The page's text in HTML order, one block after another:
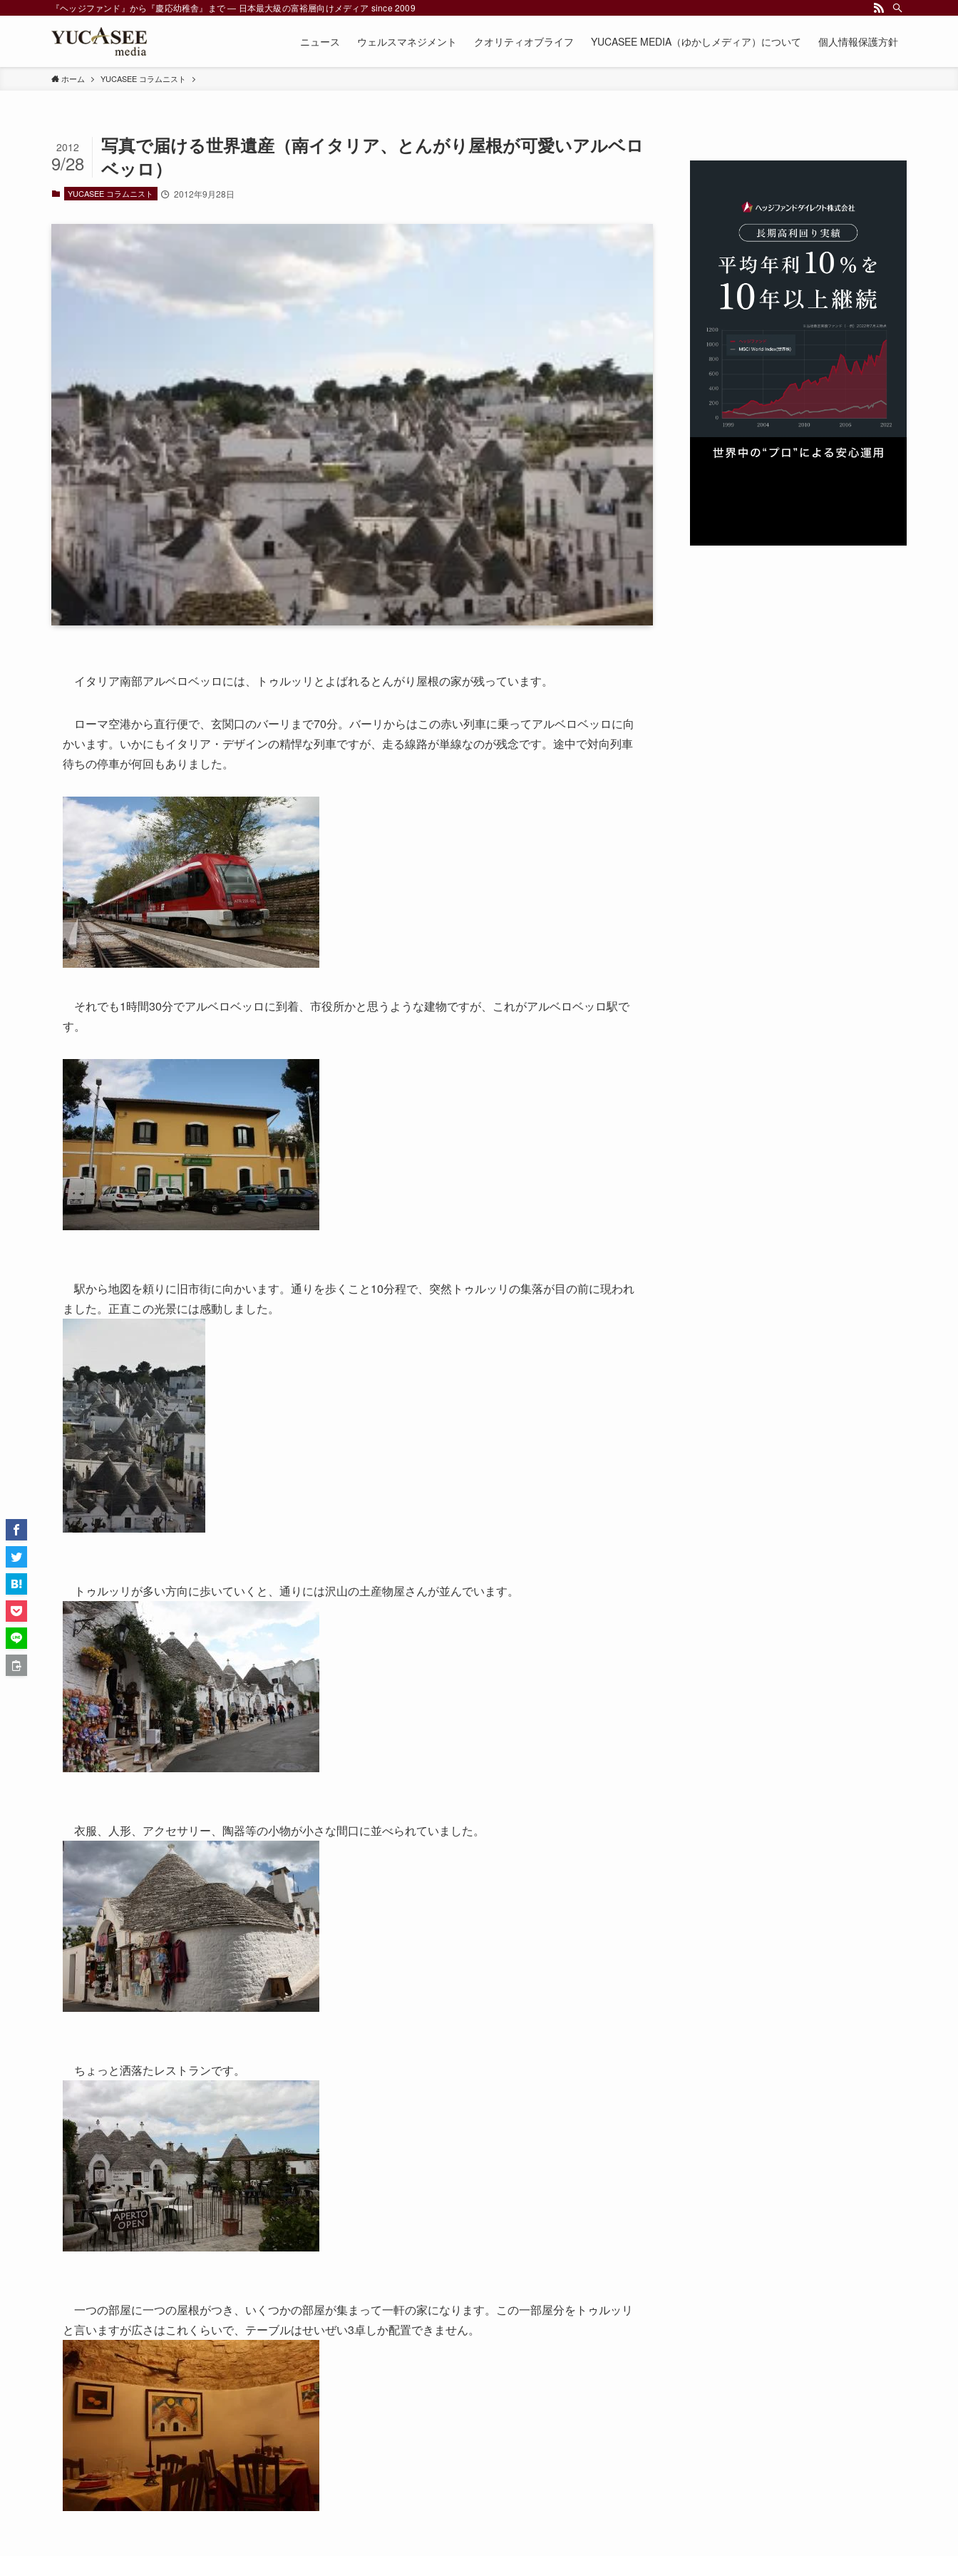
『ヘッジファンド』から『慶応幼稚舎』まで ― 日本最大級の富裕層向けメディア since 2009
ニュース ウェルスマネジメント クオリティオブライフ YUCASEE MEDIA（ゆかしメディア）について 個人情報保護方針
ホーム YUCASEE コラムニスト
写真で届ける世界遺産（南イタリア、とんがり屋根が可愛いアルベロ
ベッロ）
2012
9/28
YUCASEE コラムニスト 2012年9月28日
イタリア南部アルベロベッロには、トゥルッリとよばれるとんがり屋根の家が残っています。
ローマ空港から直行便で、玄関口のバーリまで70分。バーリからはこの赤い列車に乗ってアルベロベッロに向
かいます。いかにもイタリア・デザインの精悍な列車ですが、走る線路が単線なのが残念です。途中で対向列車
待ちの停車が何回もありました。
それでも1時間30分でアルベロベッロに到着、市役所かと思うような建物ですが、これがアルベロベッロ駅で
す。
駅から地図を頼りに旧市街に向かいます。通りを歩くこと10分程で、突然トゥルッリの集落が目の前に現われ
ました。正直この光景には感動しました。
トゥルッリが多い方向に歩いていくと、通りには沢山の土産物屋さんが並んでいます。
衣服、人形、アクセサリー、陶器等の小物が小さな間口に並べられていました。
ちょっと洒落たレストランです。
一つの部屋に一つの屋根がつき、いくつかの部屋が集まって一軒の家になります。この一部屋分をトゥルッリ
と言いますが広さはこれくらいで、テーブルはせいぜい3卓しか配置できません。